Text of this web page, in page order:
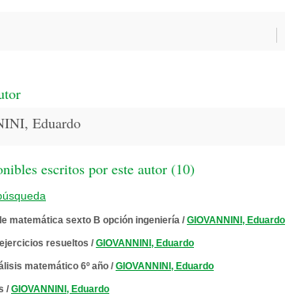
Eduardo
escritos por este autor (10)
matemática sexto B opción ingeniería / GIOVANNINI, Eduardo
resueltos / GIOVANNINI, Eduardo
matemático 6º año / GIOVANNINI, Eduardo
/ GIOVANNINI, Eduardo